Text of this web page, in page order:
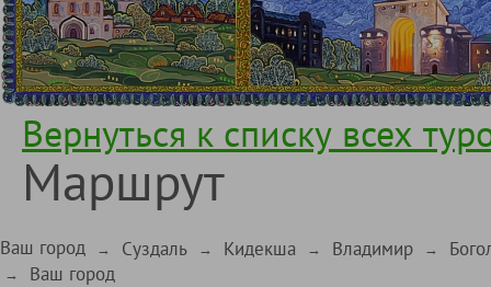
Вернуться к списку всех
Маршрут
Ваш город → Суздаль → Кидекша → Владимир →
→ Ваш город